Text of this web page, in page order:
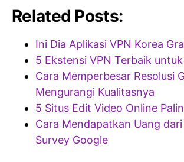
Related Posts:
Ini Dia Aplikasi VPN Korea
5 Ekstensi VPN Terbaik
Cara Memperbesar Resolusi
Mengurangi Kualitasnya
5 Situs Edit Video Online
Cara Mendapatkan Uang
Survey Google